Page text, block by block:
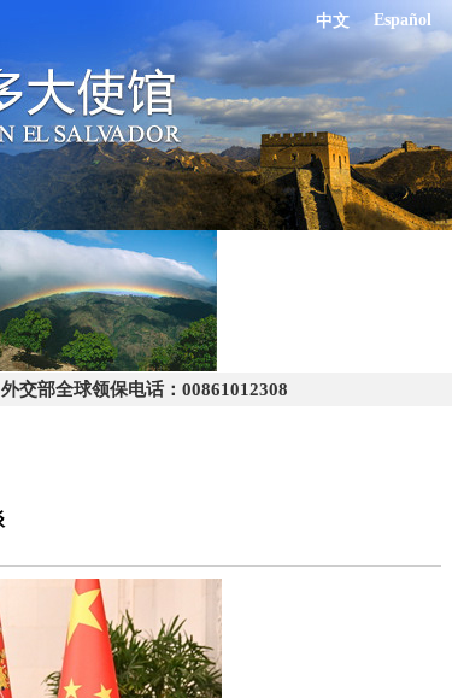
中文 Español
外交部全球领保电话：00861012308